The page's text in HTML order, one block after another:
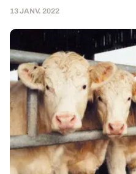
13 JANV. 2022